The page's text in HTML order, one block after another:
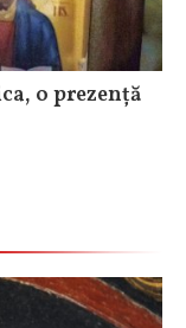
o prezență